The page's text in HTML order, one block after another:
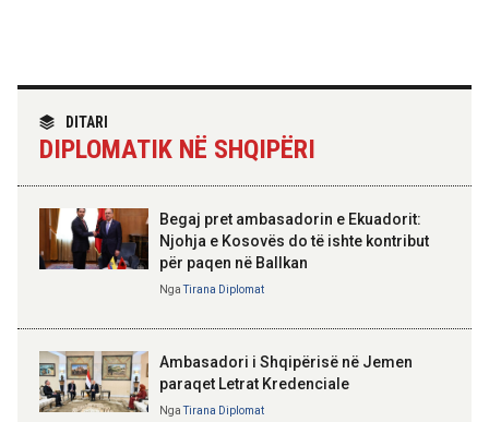
lartë për zjarre në tetë qarqe
seminari i leximit mbi librin e Xi
Jinpingut për qeverisjen e Kinës
Armatosura me mjete taktike
“Made in Albania”
TIRANA DIPLOMAT
Skënderbeut dhe Ismail
DITARI
DIPLOMATIK NË SHQIPËRI
Begaj pret ambasadorin e Ekuadorit:
Njohja e Kosovës do të ishte kontribut
për paqen në Ballkan
Nga Tirana Diplomat
Ambasadori i Shqipërisë në Jemen
paraqet Letrat Kredenciale
Nga Tirana Diplomat